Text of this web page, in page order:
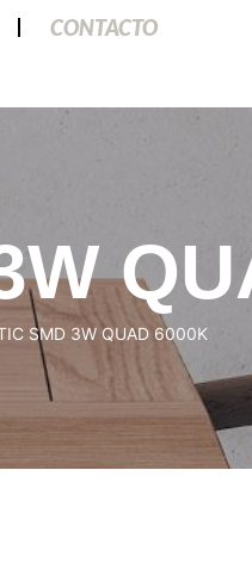
CONTACTO
SMD 3W QUAD 6000K